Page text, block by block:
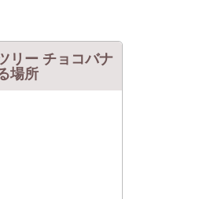
リー チョコバナ
場所